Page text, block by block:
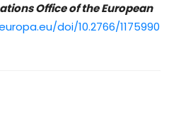
Office of the European
doi/10.2766/1175990